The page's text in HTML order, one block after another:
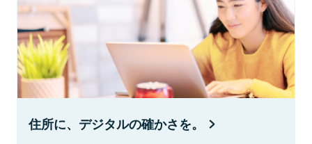
住所に、デジタルの確かさを。